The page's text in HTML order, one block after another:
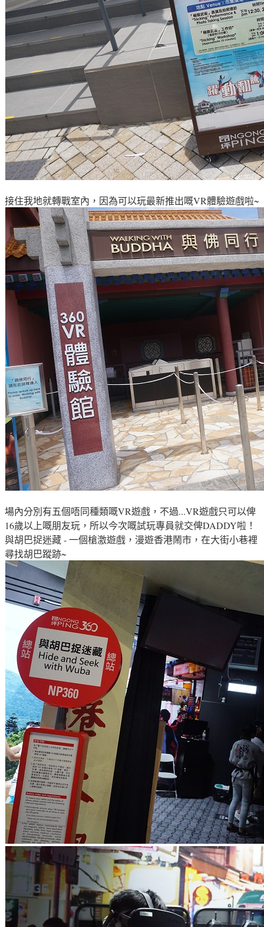
接住我地就轉戰室內，因為可以玩最新推出嘅VR體驗遊戲啦~
場內分別有五個唔同種類嘅VR遊戲，不過...VR遊戲只可以俾
16歲以上嘅朋友玩，所以今次嘅試玩專員就交俾DADDY啦 ！
與胡巴捉迷藏 - 一個槍激遊戲 ， 漫遊香港鬧市，在大街小巷裡
尋找胡巴蹤跡~